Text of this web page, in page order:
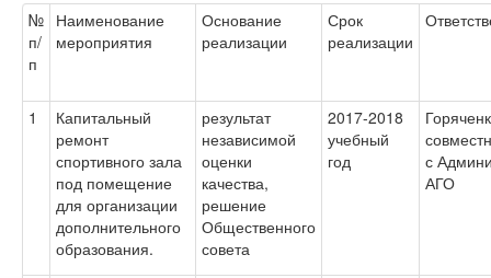
№
п/
п
Наименование
мероприятия
Основание
реализации
Срок
реализации
1
Капитальный
ремонт
спортивного зала
под помещение
для организации
дополнительного
образования.
результат
независимой
оценки
качества,
решение
Общественного
совета
2017-2018
учебный
год
с
АГО